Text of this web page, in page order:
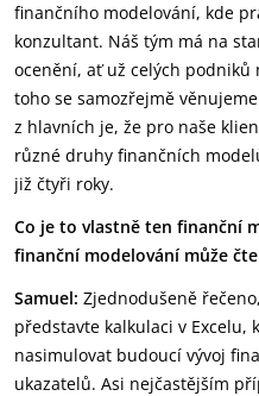
finančního modelování, kde
konzultant. Náš tým má na
ocenění, ať už celých
toho se samozřejmě
z hlavních je, že pro naše
různé druhy finančních
již čtyři roky.
Co je to vlastně ten finanční
finanční modelování může
Samuel: Zjednodušeně
představte kalkulaci v Excelu,
nasimulovat budoucí vývoj
ukazatelů. Asi nejčastějším